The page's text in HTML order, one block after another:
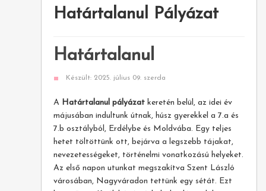
Határtalanul Pályázat
Határtalanul
Készült: 2025. július 09. szerda
A Határtalanul pályázat keretén belül, az idei év
májusában indultunk útnak, húsz gyerekkel a 7.a és
7.b osztályból, Erdélybe és Moldvába. Egy teljes
hetet töltöttünk ott, bejárva a legszebb tájakat,
nevezetességeket, történelmi vonatkozású helyeket.
Az első napon utunkat megszakítva Szent László
városában, Nagyváradon tettünk egy sétát. Ezt